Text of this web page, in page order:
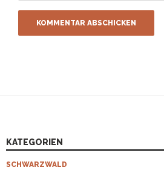
KATEGORIEN
SCHWARZWALD